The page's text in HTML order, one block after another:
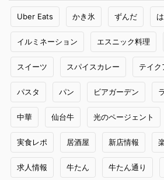
Uber Eats かき氷 ずんだ
イルミネーション エスニック料理
スイーツ スパイスカレー テイク
パスタ パン ビアガーデン
中華 仙台牛 光のページェント
実食レポ 居酒屋 新店情報
求人情報 牛たん 牛たん通り